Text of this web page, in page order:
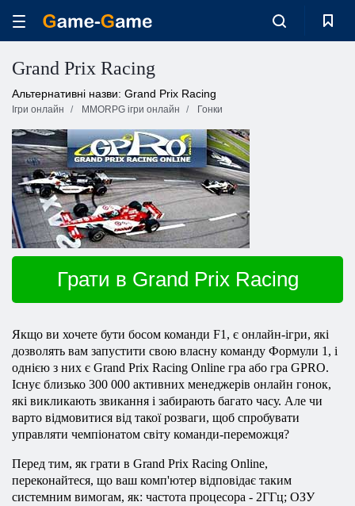
Grand Prix Racing
Альтернативні назви: Grand Prix Racing
Ігри онлайн MMORPG ігри онлайн Гонки
Грати в Grand Prix Racing
Якщо ви хочете бути босом команди F1, є онлайн-ігри, які
дозволять вам запустити свою власну команду Формули 1, і
однією з них є Grand Prix Racing Online гра або гра GPRO.
Існує близько 300 000 активних менеджерів онлайн гонок,
які викликають звикання і забирають багато часу. Але чи
варто відмовитися від такої розваги, щоб спробувати
управляти чемпіонатом світу команди-переможця?
Перед тим, як грати в Grand Prix Racing Online,
переконайтеся, що ваш комп'ютер відповідає таким
системним вимогам, як: частота процесора - 2ГГц; ОЗУ